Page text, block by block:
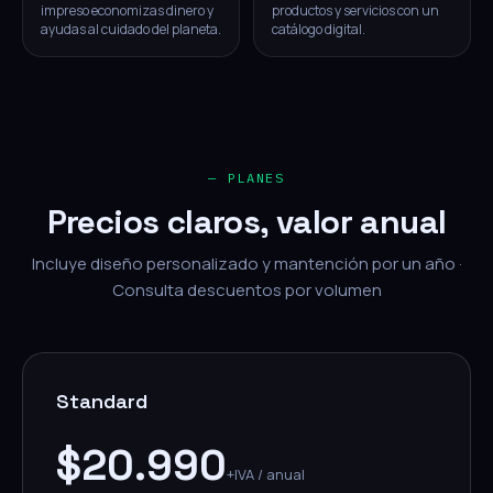
impreso economizas dinero y
ayudas al cuidado del planeta.
productos y servicios con un
catálogo digital.
— PLANES
Precios claros, valor anual
Incluye diseño personalizado y mantención por un año ·
Consulta descuentos por volumen
Standard
$20.990+IVA / anual